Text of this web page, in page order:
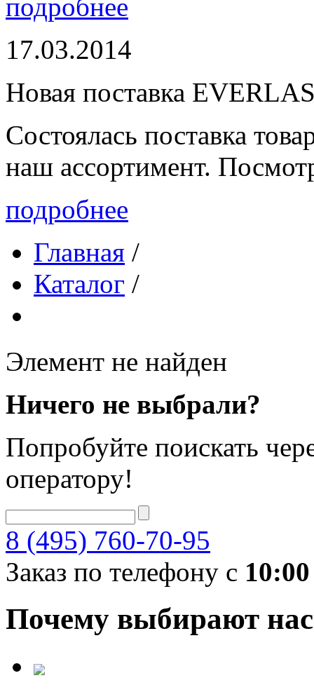
подробнее
17.03.2014
Новая поставка
Состоялась поставка
наш ассортимент.
подробнее
Главная /
Каталог /
Элемент не найден
Ничего не выбрали?
Попробуйте поискать
оператору!
8 (495) 760-70-95
Заказ по телефону с 10:00
Почему выбирают нас